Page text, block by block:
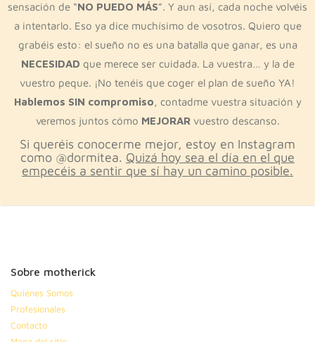
sensación de “NO PUEDO MÁS”. Y aun así, cada noche volvéis
a intentarlo. Eso ya dice muchísimo de vosotros. Quiero que
grabéis esto: el sueño no es una batalla que ganar, es una
NECESIDAD que merece ser cuidada. La vuestra… y la de
vuestro peque. ¡No tenéis que coger el plan de sueño YA!
Hablemos SIN compromiso, contadme vuestra situación y
veremos juntos cómo MEJORARvuestro descanso.
Si queréis conocerme mejor, estoy en Instagram
como @dormitea. Quizá hoy sea el día en el que
empecéis a sentir que sí hay un camino posible.
Sobre motherick
Quiénes Somos
Profesionales
Contacto